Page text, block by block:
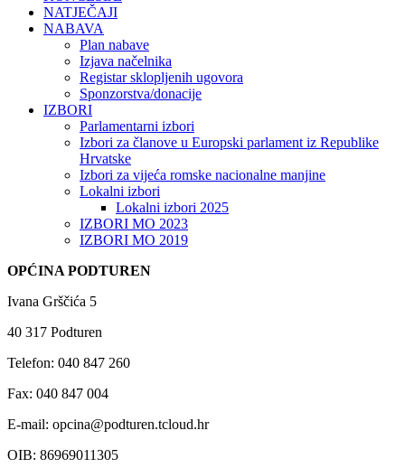
NATJEČAJI
NABAVA
Plan nabave
Izjava načelnika
Registar sklopljenih ugovora
Sponzorstva/donacije
IZBORI
Parlamentarni izbori
Izbori za članove u Europski parlament iz Republike
Hrvatske
Izbori za vijeća romske nacionalne manjine
Lokalni izbori
Lokalni izbori 2025
IZBORI MO 2023
IZBORI MO 2019
OPĆINA PODTUREN
Ivana Grščića 5
40 317 Podturen
Telefon: 040 847 260
Fax: 040 847 004
E-mail: opcina@podturen.tcloud.hr
OIB: 86969011305